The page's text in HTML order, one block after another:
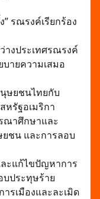
รณรงค์เรียกร้อง
างประเทศรณรงค์
ายความเสมอ
ษยชนไทยกับ
หรัฐอเมริกา
ณาศึกษาและ
ชน และการลอบ
ะแก้ไขปัญหาการ
ประทุษร้าย
รเมืองและละเมิด